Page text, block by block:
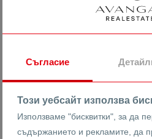
Съгласие
Този уебсайт използва
Използваме "бисквитки", за да
съдържанието и рекламите, да